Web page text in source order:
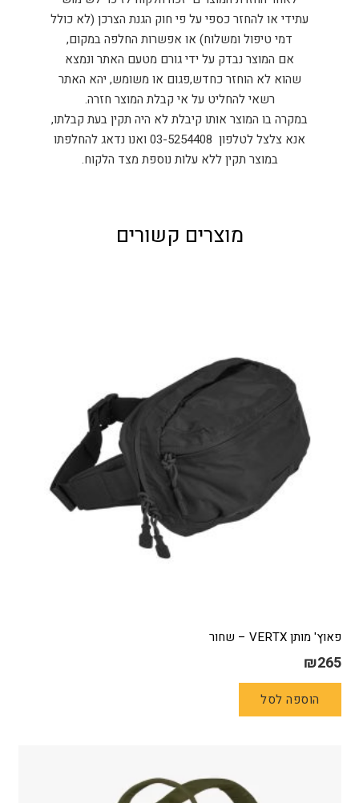
עתידי או להחזר כספי על פי חוק הגנת הצרכן (לא כולל
דמי טיפול ומשלוח) או אפשרות החלפה במקום,
אם המוצר נבדק על ידי גורם מטעם האתר ונמצא
שהוא לא הוחזר כחדש,פגום או משומש, יהא האתר
רשאי להחליט על אי קבלת המוצר חזרה.
במקרה בו המוצר אותו קיבלת לא היה תקין בעת קבלתו,
אנא צלצל לטלפון 03-5254408 ואנו נדאג להחלפתו
במוצר תקין ללא עלות נוספת מצד הלקוח.
מוצרים קשורים
פאוץ' מותן VERTX – שחור
₪265
הוספה לסל